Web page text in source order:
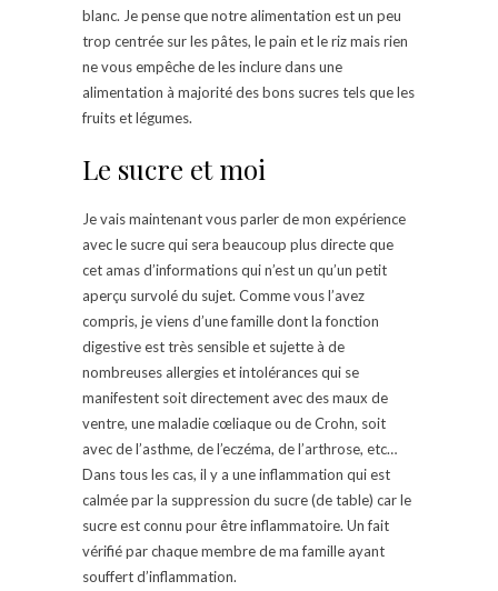
blanc. Je pense que notre alimentation est un peu
trop centrée sur les pâtes, le pain et le riz mais rien
ne vous empêche de les inclure dans une
alimentation à majorité des bons sucres tels que les
fruits et légumes.
Le sucre et moi
Je vais maintenant vous parler de mon expérience
avec le sucre qui sera beaucoup plus directe que
cet amas d’informations qui n’est un qu’un petit
aperçu survolé du sujet. Comme vous l’avez
compris, je viens d’une famille dont la fonction
digestive est très sensible et sujette à de
nombreuses allergies et intolérances qui se
manifestent soit directement avec des maux de
ventre, une maladie cœliaque ou de Crohn, soit
avec de l’asthme, de l’eczéma, de l’arthrose, etc…
Dans tous les cas, il y a une inflammation qui est
calmée par la suppression du sucre (de table) car le
sucre est connu pour être inflammatoire. Un fait
vérifié par chaque membre de ma famille ayant
souffert d’inflammation.